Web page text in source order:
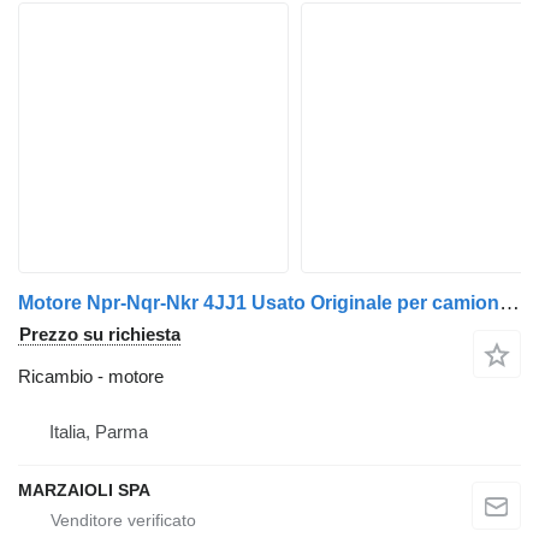
Motore Npr-Nqr-Nkr 4JJ1 Usato Originale per camion Isuzu Nkr / Npr / Nqr
Prezzo su richiesta
Ricambio - motore
Italia, Parma
MARZAIOLI SPA